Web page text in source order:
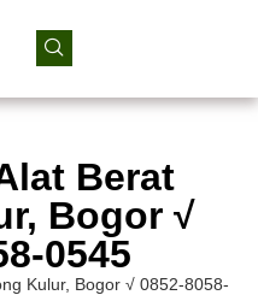
Berat
Bogor √
0545
Kulur, Bogor √ 0852-8058-